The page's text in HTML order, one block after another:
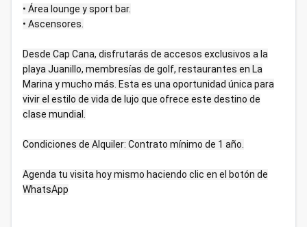
• Área lounge y sport bar.
• Ascensores.
Desde Cap Cana, disfrutarás de accesos exclusivos a la
playa Juanillo, membresías de golf, restaurantes en La
Marina y mucho más. Esta es una oportunidad única para
vivir el estilo de vida de lujo que ofrece este destino de
clase mundial.
Condiciones de Alquiler: Contrato mínimo de 1 año.
Agenda tu visita hoy mismo haciendo clic en el botón de
WhatsApp